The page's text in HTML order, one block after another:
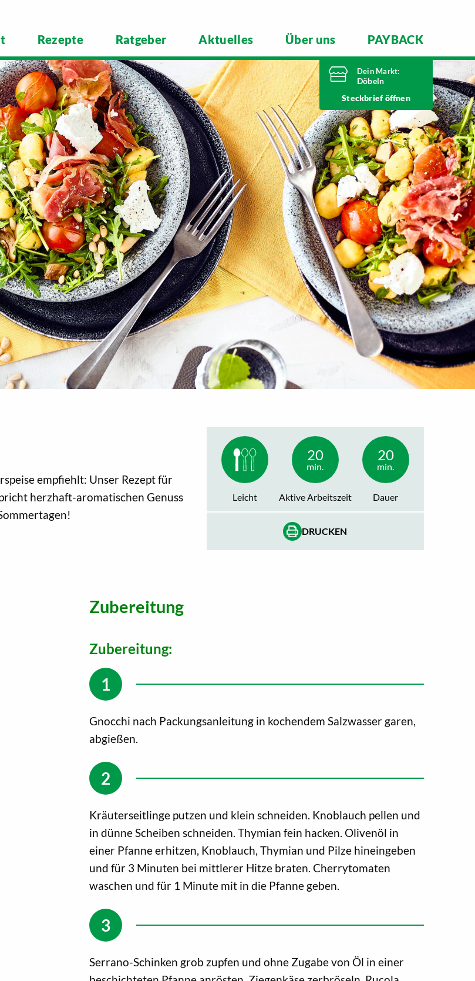
Rezepte Ratgeber Aktuelles Über uns PAYBACK
Dein Markt:
Döbeln
Heute bis
Telefonnummer
03431 7300
Richard-Köberlin-Straße 2
04720 Döbeln
Markt ändern
Steckbrief
empfiehlt: Unser Rezept für
herzhaft-aromatischen Genuss
Leicht
20
min.
Aktive Arbeitszeit
20
min.
Dauer
DRUCKEN
Zubereitung
Zubereitung:
Gnocchi nach Packungsanleitung in kochendem Salzwasser garen,
abgießen.
Kräuterseitlinge putzen und klein schneiden. Knoblauch pellen und
in dünne Scheiben schneiden. Thymian fein hacken. Olivenöl in
einer Pfanne erhitzen, Knoblauch, Thymian und Pilze hineingeben
und für 3 Minuten bei mittlerer Hitze braten. Cherrytomaten
waschen und für 1 Minute mit in die Pfanne geben.
Serrano-Schinken grob zupfen und ohne Zugabe von Öl in einer